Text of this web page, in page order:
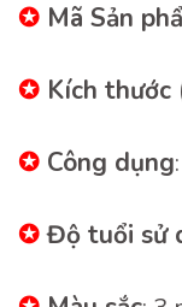
✪ Mã Sản
✪ Kích thước
✪ Công dụng:
✪Độ tuổi sử